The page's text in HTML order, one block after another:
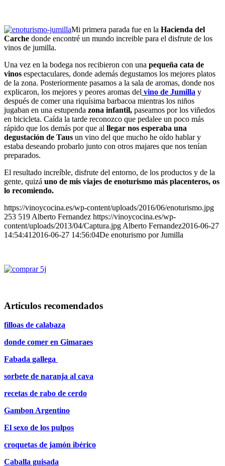
Mi primera parada fue en la Hacienda del
Carche donde encontré un mundo increible para el disfrute de los
vinos de jumilla.
Una vez en la bodega nos recibieron con una pequeña cata de
vinos espectaculares, donde además degustamos los mejores platos
de la zona. Posteriormente pasamos a la sala de aromas, donde nos
explicaron, los mejores y peores aromas del vino de Jumilla y
después de comer una riquísima barbacoa mientras los niños
jugaban en una estupenda zona infantil, paseamos por los viñedos
en bicicleta. Caída la tarde reconozco que pedalee un poco más
rápido que los demás por que al llegar nos esperaba una
degustación de Taus un vino del que mucho he oído hablar y
estaba deseando probarlo junto con otros majares que nos tenían
preparados.
El resultado increíble, disfrute del entorno, de los productos y de la
gente, quizá uno de mis viajes de enoturismo más placenteros, os
lo recomiendo.
https://vinoycocina.es/wp-content/uploads/2016/06/enoturismo.jpg
253 519 Alberto Fernandez https://vinoycocina.es/wp-
content/uploads/2013/04/Captura.jpg Alberto Fernandez2016-06-27
14:54:41 2016-06-27 14:56:04De enoturismo por Jumilla
Articulos recomendados
filloas de calabaza
donde comer en Gimaraes
Fabada gallega
sorbete de naranja al cava
recetas de rabo de cerdo
Gambon Argentino
El sexo de los pulpos
croquetas de jamón ibérico
Caballa guisada